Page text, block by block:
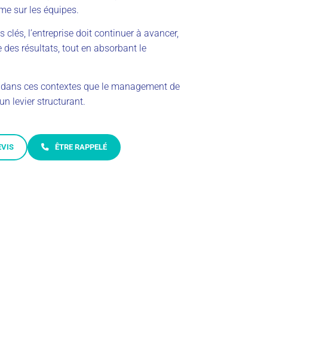
sur les équipes.
clés, l’entreprise doit continuer à avancer,
des résultats, tout en absorbant le
dans ces contextes que le management de
levier structurant.
ÊTRE RAPPELÉ